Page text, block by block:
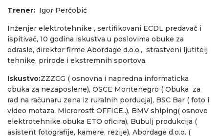
Trener: Igor Perčobić
Inženjer elektrotehnike , sertifikovani ECDL predavač i
ispitivač, 10 godina iskustva u poslovima obuke za
odrasle, direktor firme Abordage d.o.o., strastveni ljutitelj
tehnike, prirode i ekstremnih sportova.
Iskustvo:ZZZCG ( osnovna i napredna informaticka
obuka za nezaposlene), OSCE Montenegro ( Obuka za
rad na računaru zena iz ruralnih porducja), BSC Bar ( foto i
video motaza, Microrosft OFFICE..), BMV shiping( osnove
elektrotehnike obuka ETO oficira), Bubulj produkcija (
asistent fotografije, kamere, rezije), Abordage d.o.o. (